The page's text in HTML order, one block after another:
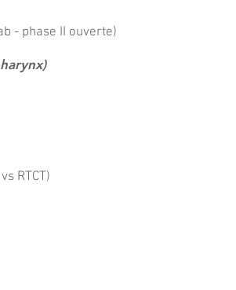
- phase II ouverte)
RTCT)